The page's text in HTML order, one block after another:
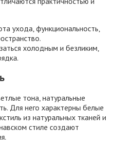
ухода, функциональность,
холодным и безликим,
тона, натуральные
Для него характерны белые
из натуральных тканей и
стиле создают